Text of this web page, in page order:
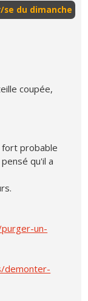
se du dimanche
coupée,
fort probable
qu'il a
un-
demonter-